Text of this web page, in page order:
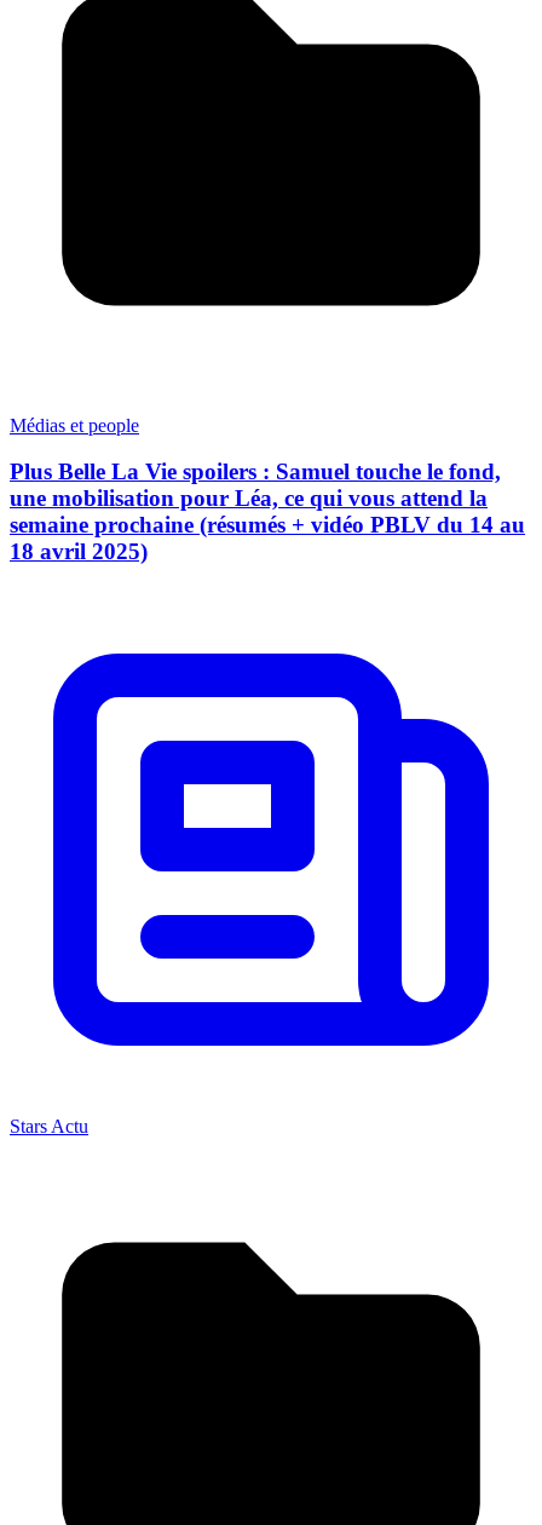
Médias et people
Plus Belle La Vie spoilers : Samuel touche le fond,
une mobilisation pour Léa, ce qui vous attend la
semaine prochaine (résumés + vidéo PBLV du 14 au
18 avril 2025)
Stars Actu